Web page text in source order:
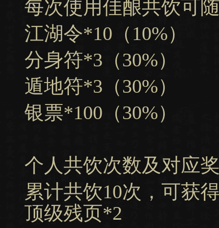
每次使用佳酿共饮可
江湖令*10（10%）
分身符*3（30%）
遁地符*3（30%）
银票*100（30%）
个人共饮次数及对应
累计共饮10次，可获
顶级残页*2